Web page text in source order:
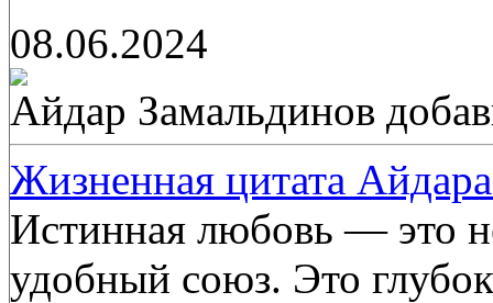
08.06.2024
Айдар Замальдинов
Жизненная цитата
Истинная любовь — это
удобный союз. Это